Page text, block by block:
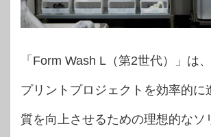
「Form Wash L（第2世代）」は
プリントプロジェクトを効率的に
質を向上させるための理想的なソ